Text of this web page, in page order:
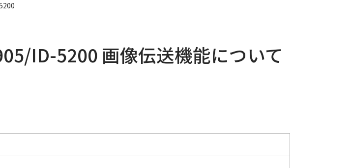
ID-5200 画像伝送機能について